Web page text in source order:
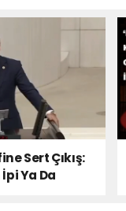
Sert Çıkış:
Ya Da